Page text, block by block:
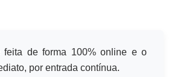
feita de forma 100% online e o
por entrada contínua.